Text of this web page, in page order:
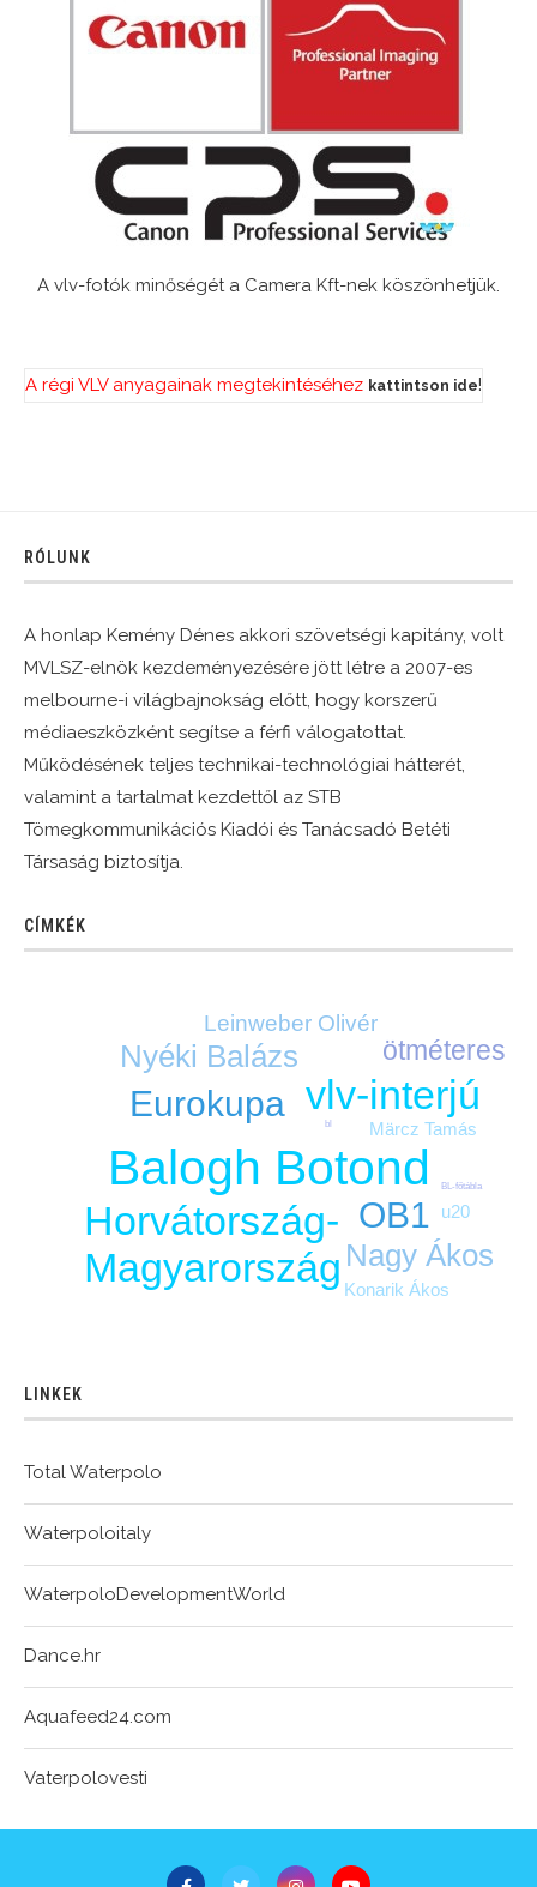
A vlv-fotók minőségét a Camera Kft-nek köszönhetjük.
A régi VLV anyagainak megtekintéséhez kattintson ide!
RÓLUNK
A honlap Kemény Dénes akkori szövetségi kapitány, volt
MVLSZ-elnök kezdeményezésére jött létre a 2007-es
melbourne-i világbajnokság előtt, hogy korszerű
médiaeszközként segítse a férfi válogatottat.
Működésének teljes technikai-technológiai hátterét,
valamint a tartalmat kezdettől az STB
Tömegkommunikációs Kiadói és Tanácsadó Betéti
Társaság biztosítja.
CÍMKÉK
Balogh Botond
Horvátország-
Magyarország
vlv-interjú
Eurokupa
OB1
Nagy Ákos
Nyéki Balázs ötméteres
Leinweber Olivér
Konarik Ákos
Märcz Tamás
u20
bl
BL-főtábla
LINKEK
Total Waterpolo
Waterpoloitaly
WaterpoloDevelopmentWorld
Dance.hr
Aquafeed24.com
Vaterpolovesti